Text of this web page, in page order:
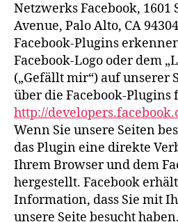
Netzwerks Facebook, 1601
Avenue, Palo Alto, CA
Facebook-Plugins
Facebook-Logo oder dem
(„Gefällt mir“) auf unserer
über die Facebook-Plugins
http://
Wenn Sie unsere Seiten
das Plugin eine direkte
Ihrem Browser und dem
hergestellt. Facebook
Information, dass Sie mit
unsere Seite besucht